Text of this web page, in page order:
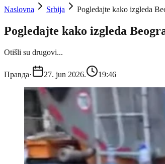
Naslovna
Srbija Pogledajte kako izgleda
Pogledajte kako izgleda
Otišli su drugovi...
Правда· 27. jun 2026. 19:46